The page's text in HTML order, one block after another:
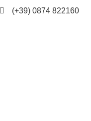
(+39) 0874 822160